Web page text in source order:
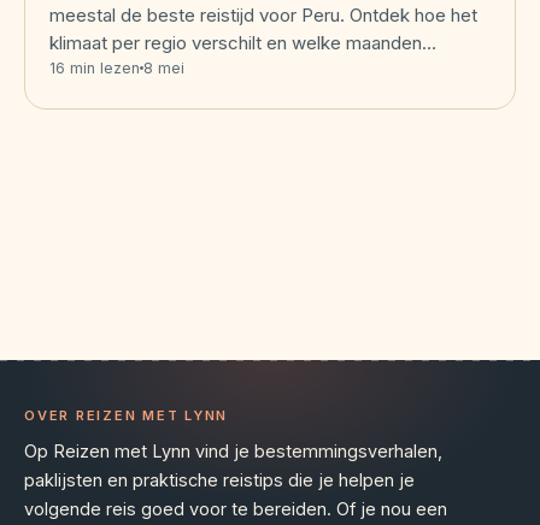
meestal de beste reistijd voor Peru. Ontdek hoe het
klimaat per regio verschilt en welke maanden…
16 min lezen 8 mei
OVER REIZEN MET LYNN
Op Reizen met Lynn vind je bestemmingsverhalen,
paklijsten en praktische reistips die je helpen je
volgende reis goed voor te bereiden. Of je nou een